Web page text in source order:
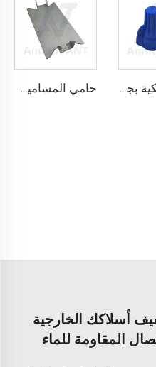
وصلة سلكية بجناحين قابلة للالتفاف حامي المسامير المسمار
أسلاكك الخارجية
المقاومة للماء